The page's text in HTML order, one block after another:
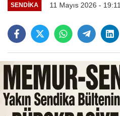
SENDİKA 11 Mayıs 2026 - 19:11